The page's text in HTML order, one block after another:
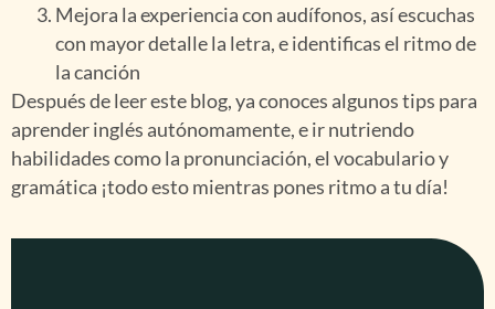
Mejora la experiencia con audífonos, así escuchas
con mayor detalle la letra, e identificas el ritmo de
la canción
Después de leer este blog, ya conoces algunos tips para
aprender inglés autónomamente, e ir nutriendo
habilidades como la pronunciación, el vocabulario y
gramática ¡todo esto mientras pones ritmo a tu día!